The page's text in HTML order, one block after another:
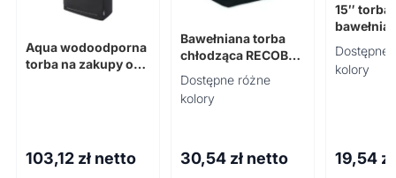
Aqua wodoodporna
torba na zakupy o
certyfikatem G
103,12 zł netto
Bawełniana torba
chłodząca RECOBA
COLOUR
Dostępne różne
kolory
30,54 zł netto
15″ torba
gr/m²
Dostępne
kolory
19,54